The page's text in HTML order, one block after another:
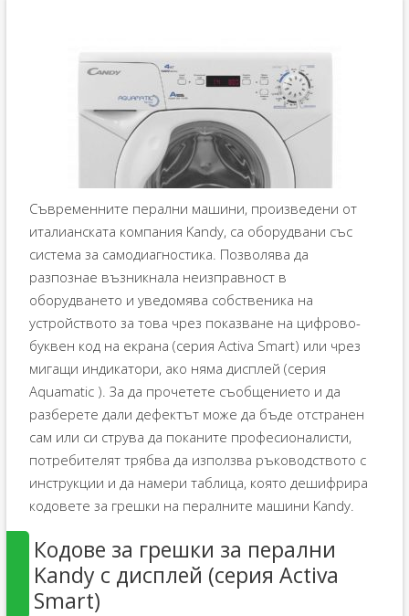
Съвременните перални машини, произведени от
италианската компания Kandy, са оборудвани със
система за самодиагностика. Позволява да
разпознае възникнала неизправност в
оборудването и уведомява собственика на
устройството за това чрез показване на цифрово-
буквен код на екрана (серия Activa Smart) или чрез
мигащи индикатори, ако няма дисплей (серия
Aquamatic ). За да прочетете съобщението и да
разберете дали дефектът може да бъде отстранен
сам или си струва да поканите професионалисти,
потребителят трябва да използва ръководството с
инструкции и да намери таблица, която дешифрира
кодовете за грешки на пералните машини Kandy.
Кодове за грешки за перални
Kandy с дисплей (серия Activa
Smart)